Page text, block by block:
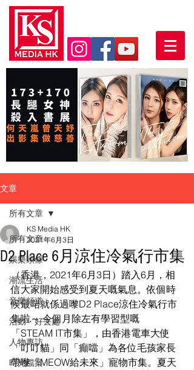
文章
所有文章
娛樂頭條
潮流生活
音樂頻道
活動・好去處
人物專訪
時光檔案
所有文章
D2 Place 6月涼住冷氣行市集
KS Media HK
2021年6月3日
（香港，2021年6月3日）踏入6️月，相
信大家開始感受到夏天嘅氣息。依個時
候最啱就係過嚟D2 Place涼住冷氣行市
集啦～ 今個月除左有學習型嘅
「STEAM IT市集」，由香港電車大使
「叮叮貓」同「癲噹」為各位毛孩家長
帶嚟「MEOW給未來」寵物市集。夏天